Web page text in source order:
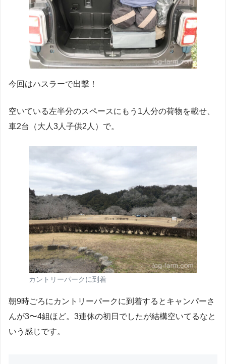
今回はハスラーで出撃！
空いている左半分のスペースにもう1人分の荷物を載せ、
車2台（大人3人子供2人）で。
カントリーパークに到着
朝9時ごろにカントリーパークに到着するとキャンパーさ
んが3〜4組ほど。3連休の初日でしたが結構空いてるなと
いう感じです。